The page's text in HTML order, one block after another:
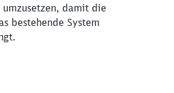
umzusetzen, damit die
bestehende System